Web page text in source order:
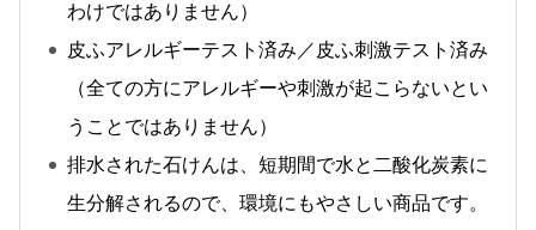
わけではありません）
皮ふアレルギーテスト済み／皮ふ刺激テスト済み
（全ての方にアレルギーや刺激が起こらないとい
うことではありません）
排水された石けんは、短期間で水と二酸化炭素に
生分解されるので、環境にもやさしい商品です。